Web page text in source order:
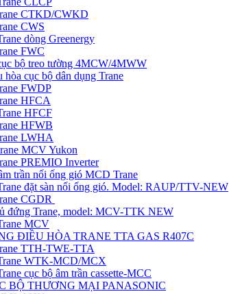
CTKD/CWKD
CWS
dòng Greenergy
FWC
bộ treo tường 4MCW/4MWW
hòa cục bộ dân dụng Trane
FWDP
HFCA
HFCF
HFWB
LWHA
MCV Yukon
PREMIO Inverter
trần nối ống gió MCD Trane
đặt sàn nối ống gió. Model: RAUP/TTV-NEW
CGDR
đứng Trane, model: MCV-TTK NEW
MCV
ĐIỀU HÒA TRANE TTA GAS R407C
TTH-TWE-TTA
WTK-MCD/MCX
cục bộ âm trần cassette-MCC
BỘ THƯƠNG MẠI PANASONIC